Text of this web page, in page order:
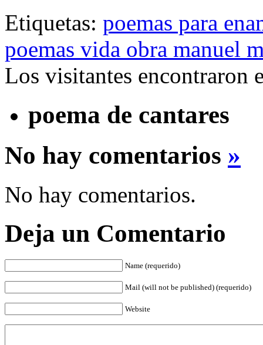
Etiquetas: poemas para
poemas vida obra manuel
Los visitantes encontraron
poema de cantares
No hay comentarios »
No hay comentarios.
Deja un Comentario
Name (requerido)
Mail (will not be published) (requerido)
Website